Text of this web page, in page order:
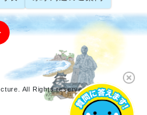
All Rights reserved.